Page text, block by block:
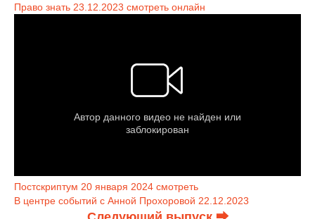
Право знать 23.12.2023 смотреть онлайн
Постскриптум 20 января 2024 смотреть
В центре событий с Анной Прохоровой 22.12.2023